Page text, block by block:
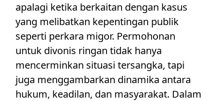
apalagi ketika berkaitan dengan kasus
yang melibatkan kepentingan publik
seperti perkara migor. Permohonan
untuk divonis ringan tidak hanya
mencerminkan situasi tersangka, tapi
juga menggambarkan dinamika antara
hukum, keadilan, dan masyarakat. Dalam